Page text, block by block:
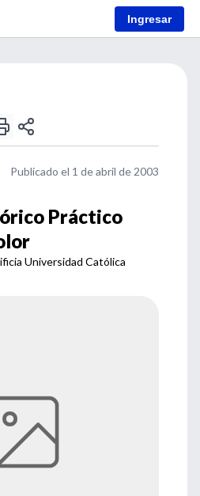
Ingresar
Publicado el 1 de abril de 2003
Práctico
Universidad Católica